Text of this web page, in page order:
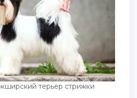
терьер стрижки